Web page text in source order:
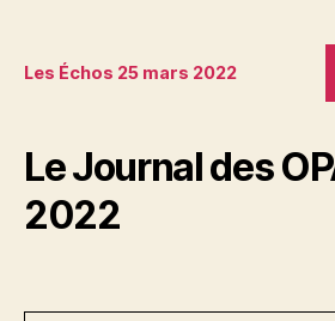
Les Échos 25 mars 2022
Le Journal des
2022